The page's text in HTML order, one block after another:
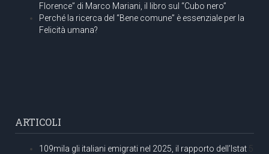
Florence” di Marco Mariani, il libro sul “Cubo nero”
Perché la ricerca del “Bene comune” è essenziale per la
Felicità umana?
ARTICOLI
109mila gli italiani emigrati nel 2025, il rapporto dell’Istat 5